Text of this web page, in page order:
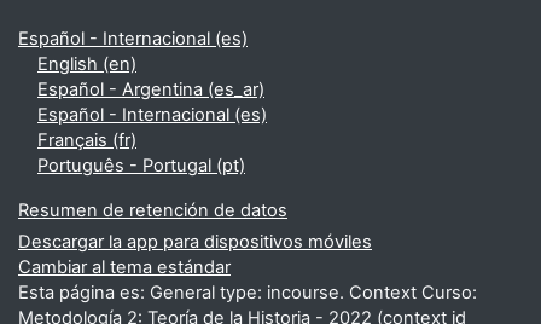
Español - Internacional ‎(es)‎
English ‎(en)‎
Español - Argentina ‎(es_ar)‎
Español - Internacional ‎(es)‎
Français ‎(fr)‎
Português - Portugal ‎(pt)‎
Resumen de retención de datos
Descargar la app para dispositivos móviles
Cambiar al tema estándar
Esta página es: General type: incourse. Context Curso:
Metodología 2: Teoría de la Historia - 2022 (context id